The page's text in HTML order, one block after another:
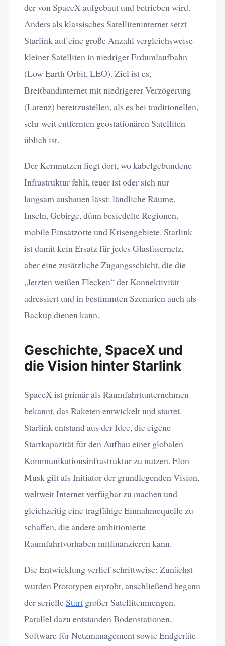
der von SpaceX aufgebaut und betrieben wird.
Anders als klassisches Satelliteninternet setzt
Starlink auf eine große Anzahl vergleichsweise
kleiner Satelliten in niedriger Erdumlaufbahn
(Low Earth Orbit, LEO). Ziel ist es,
Breitbandinternet mit niedrigerer Verzögerung
(Latenz) bereitzustellen, als es bei traditionellen,
sehr weit entfernten geostationären Satelliten
üblich ist.
Der Kernnutzen liegt dort, wo kabelgebundene
Infrastruktur fehlt, teuer ist oder sich nur
langsam ausbauen lässt: ländliche Räume,
Inseln, Gebirge, dünn besiedelte Regionen,
mobile Einsatzorte und Krisengebiete. Starlink
ist damit kein Ersatz für jedes Glasfasernetz,
aber eine zusätzliche Zugangsschicht, die die
„letzten weißen Flecken“ der Konnektivität
adressiert und in bestimmten Szenarien auch als
Backup dienen kann.
Geschichte, SpaceX und
die Vision hinter Starlink
SpaceX ist primär als Raumfahrtunternehmen
bekannt, das Raketen entwickelt und startet.
Starlink entstand aus der Idee, die eigene
Startkapazität für den Aufbau einer globalen
Kommunikationsinfrastruktur zu nutzen. Elon
Musk gilt als Initiator der grundlegenden Vision,
weltweit Internet verfügbar zu machen und
gleichzeitig eine tragfähige Einnahmequelle zu
schaffen, die andere ambitionierte
Raumfahrtvorhaben mitfinanzieren kann.
Die Entwicklung verlief schrittweise: Zunächst
wurden Prototypen erprobt, anschließend begann
der serielleStartgroßer Satellitenmengen.
Parallel dazu entstanden Bodenstationen,
Software für Netzmanagement sowie Endgeräte